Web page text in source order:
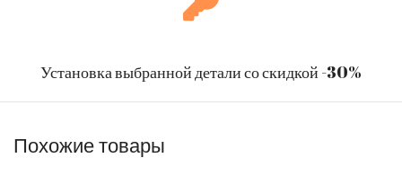
Установка выбранной детали со скидкой -30%
Похожие товары